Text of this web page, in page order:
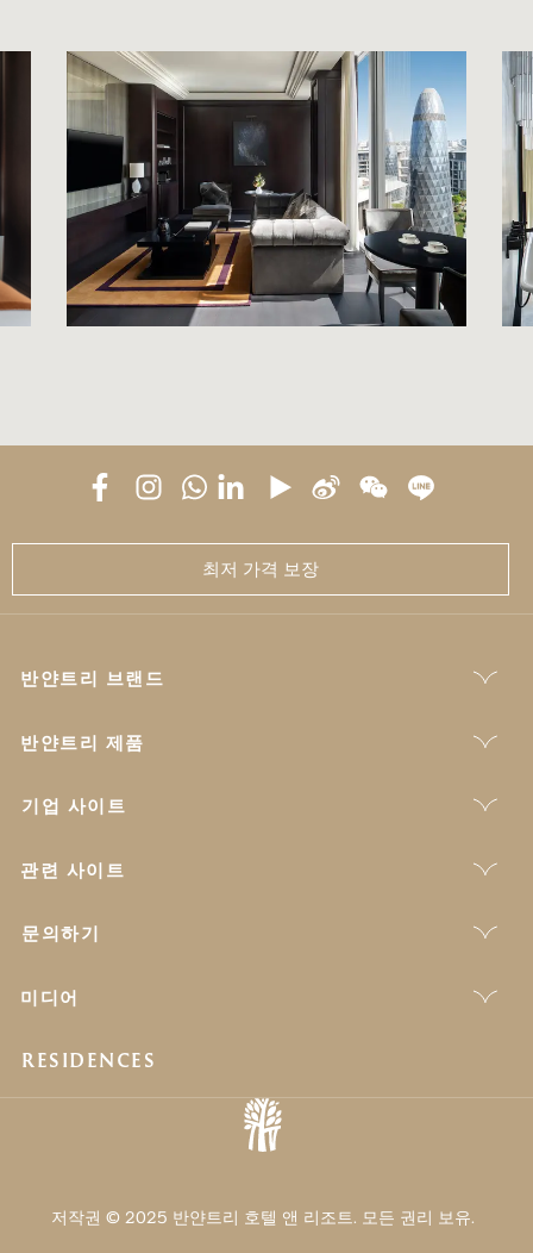
최저 가격 보장
반얀트리 브랜드
반얀트리 제품
기업 사이트
관련 사이트
문의하기
미디어
RESIDENCES
저작권 © 2025 반얀트리 호텔 앤 리조트. 모든 권리 보유.